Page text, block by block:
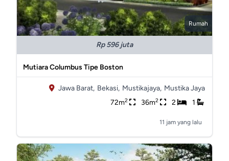
Rumah
Rp 596 juta
Mutiara Columbus Tipe Boston
Jawa Barat, Bekasi, Mustikajaya, Mustika Jaya
72m2 36m2 2 1
11 jam yang lalu